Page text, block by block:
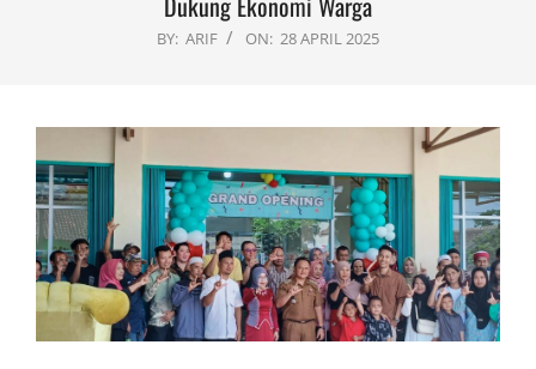
BY: ARIF ON: 28 APRIL 2025